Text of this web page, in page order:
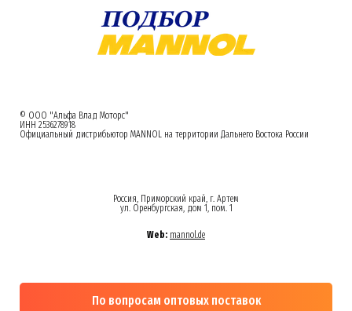
© ООО "Альфа Влад Моторс"
ИНН 2536278918
Официальный дистрибьютор MANNOL на территории Дальнего Востока России
Россия, Приморский край, г. Артем
ул. Оренбургская, дом 1, пом. 1
Web: mannol.de
По вопросам оптовых поставок